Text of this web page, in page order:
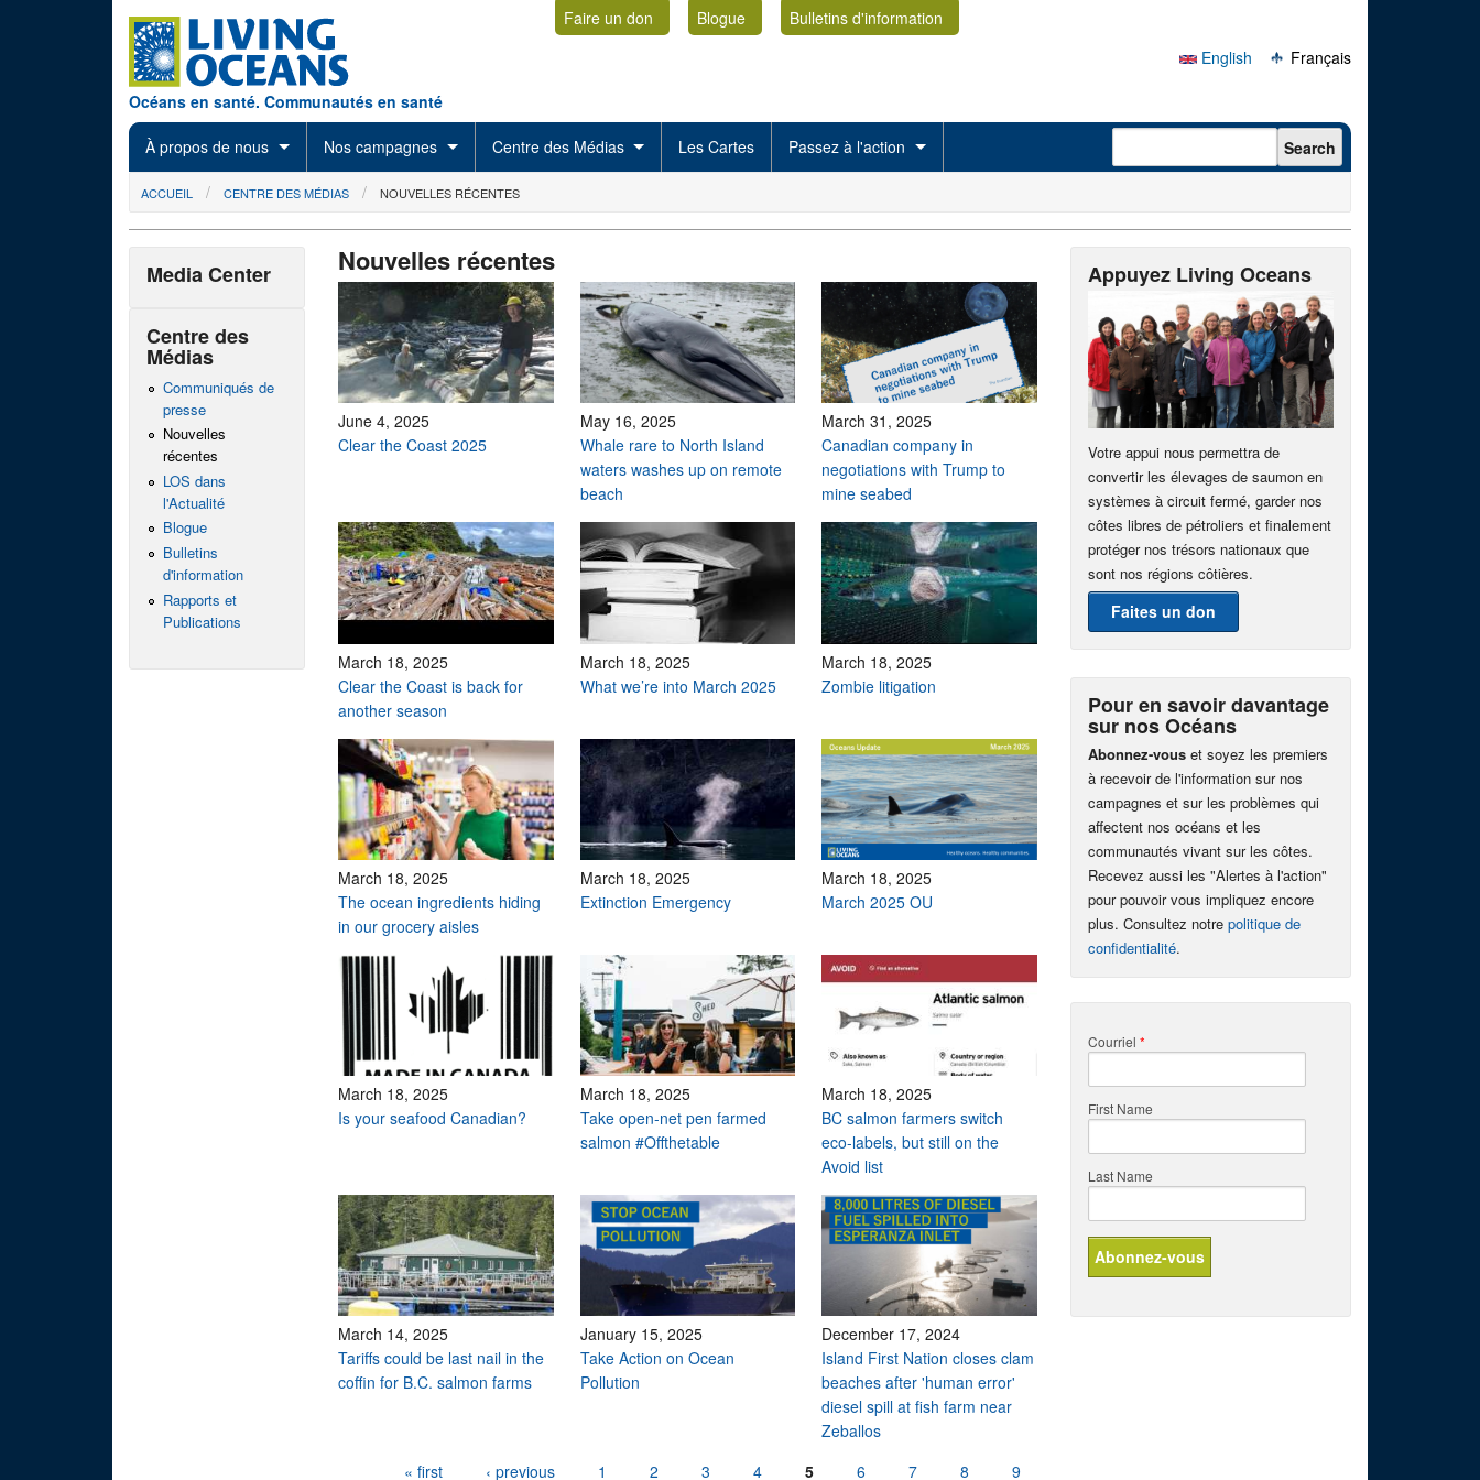
Océans en santé. Communautés en santé
Faire un don Blogue
Bulletins d'information
English
Français
À propos de nous Nos campagnes Centre des Médias Les Cartes Passez à l'action Search form Search
You are here
ACCUEIL CENTRE DES MÉDIAS NOUVELLES RÉCENTES
Nouvelles récentes
June 4, 2025
Clear the Coast 2025
May 16, 2025
Whale rare to North Island
waters washes up on remote
beach
March 31, 2025
Canadian company in
negotiations with Trump to
mine seabed
March 18, 2025
Clear the Coast is back for
another season
March 18, 2025
What we’re into March 2025
March 18, 2025
Zombie litigation
March 18, 2025
The ocean ingredients hiding
in our grocery aisles
March 18, 2025
Extinction Emergency
March 18, 2025
March 2025 OU
March 18, 2025
Is your seafood Canadian?
March 18, 2025
Take open-net pen farmed
salmon #Offthetable
March 18, 2025
BC salmon farmers switch
eco-labels, but still on the
Avoid list
March 14, 2025
Tariffs could be last nail in the
coffin for B.C. salmon farms
January 15, 2025
Take Action on Ocean
Pollution
December 17, 2024
Island First Nation closes clam
beaches after 'human error'
diesel spill at fish farm near
Zeballos
« first ‹ previous 1 2 3 4 5 6 7 8 9
Media Center
Centre des
Médias
Communiqués de
presse
Nouvelles
récentes
LOS dans
l'Actualité
Blogue
Bulletins
d'information
Rapports et
Publications
Appuyez Living Oceans
Votre appui nous permettra de
convertir les élevages de saumon en
systèmes à circuit fermé, garder nos
côtes libres de pétroliers et finalement
protéger nos trésors nationaux que
sont nos régions côtières.
Faites un don
Pour en savoir davantage
sur nos Océans
Abonnez-vous et soyez les premiers
à recevoir de l'information sur nos
campagnes et sur les problèmes qui
affectent nos océans et les
communautés vivant sur les côtes.
Recevez aussi les "Alertes à l'action"
pour pouvoir vous impliquez encore
plus. Consultez notre politique de
confidentialité.
Courriel *
First Name
Last Name